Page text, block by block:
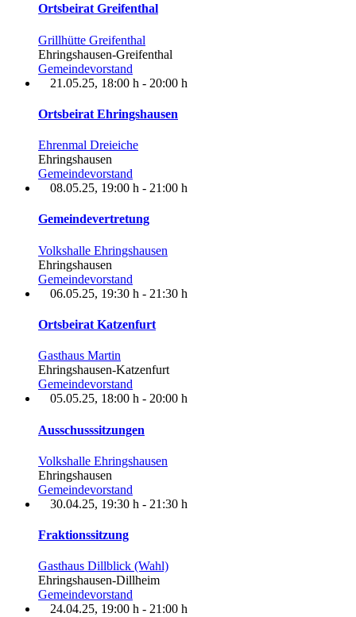
Ortsbeirat Greifenthal
Grillhütte Greifenthal
Ehringshausen-Greifenthal
Gemeindevorstand
21.05.25, 18:00 h - 20:00 h
Ortsbeirat Ehringshausen
Ehrenmal Dreieiche
Ehringshausen
Gemeindevorstand
08.05.25, 19:00 h - 21:00 h
Gemeindevertretung
Volkshalle Ehringshausen
Ehringshausen
Gemeindevorstand
06.05.25, 19:30 h - 21:30 h
Ortsbeirat Katzenfurt
Gasthaus Martin
Ehringshausen-Katzenfurt
Gemeindevorstand
05.05.25, 18:00 h - 20:00 h
Ausschusssitzungen
Volkshalle Ehringshausen
Ehringshausen
Gemeindevorstand
30.04.25, 19:30 h - 21:30 h
Fraktionssitzung
Gasthaus Dillblick (Wahl)
Ehringshausen-Dillheim
Gemeindevorstand
24.04.25, 19:00 h - 21:00 h